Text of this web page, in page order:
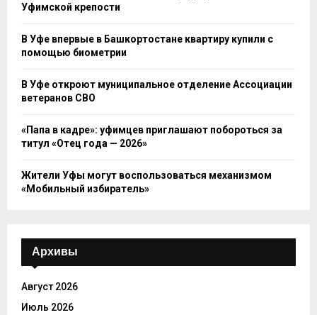
Уфимской крепости
В Уфе впервые в Башкортостане квартиру купили с
помощью биометрии
В Уфе откроют муниципальное отделение Ассоциации
ветеранов СВО
«Папа в кадре»: уфимцев приглашают побороться за
титул «Отец года — 2026»
Жители Уфы могут воспользоваться механизмом
«Мобильный избиратель»
Архивы
Август 2026
Июль 2026